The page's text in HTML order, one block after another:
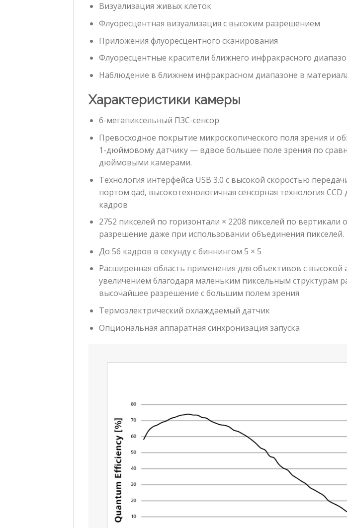
Визуализация живых клеток
Флуоресцентная визуализация с высоким разрешением
Приложения флуоресцентного сканирования
Флуоресцентные красители ближнего инфракрасного
Наблюдение в ближнем инфракрасном диапазоне в
Характеристики камеры
6-мегапиксельный ПЗС-сенсор
Превосходное покрытие микроскопического поля зрения и
1-дюймовому датчику — вдвое большее поле зрения по
дюймовыми камерами.
Технология интерфейса USB 3.0 с высокой скоростью
портом qad, высокотехнологичная сенсорная технология
кадров
2752 пикселей по горизонтали × 2208 пикселей по вертикали
разрешение даже при использовании объединения пикселей.
До 56 кадров в секунду с биннингом 5 × 5
Расширенная область применения для объективов с
увеличением благодаря маленьким пиксельным структурам
высочайшее разрешение с большим полем зрения
Термоэлектрический охлаждаемый датчик
Опциональная аппаратная синхронизация запуска